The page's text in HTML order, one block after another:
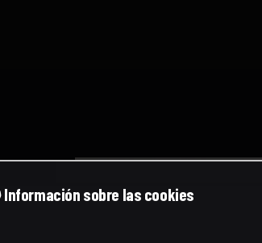
Información sobre las cookies